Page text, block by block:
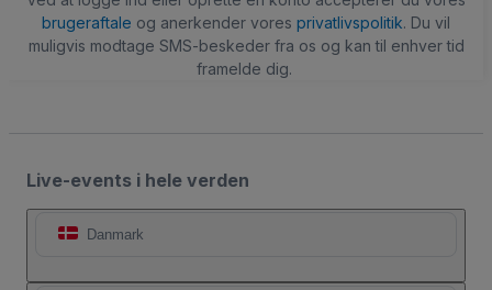
brugeraftale og anerkender vores privatlivspolitik. Du vil
muligvis modtage SMS-beskeder fra os og kan til enhver tid
framelde dig.
Live-events i hele verden
Danmark